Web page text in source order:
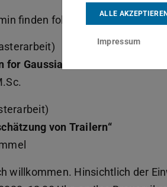
finden folgende Vorträge statt:
for Gaussian-Process-Based
von Trailern“
willkommen. Hinsichtlich der
ALLE
Impressum